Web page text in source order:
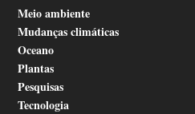
Meio ambiente
Mudanças climáticas
Oceano
Plantas
Pesquisas
Tecnologia